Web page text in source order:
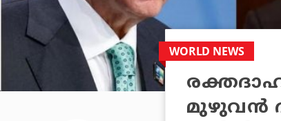
WORLD NEWS
മുഴുവൻ